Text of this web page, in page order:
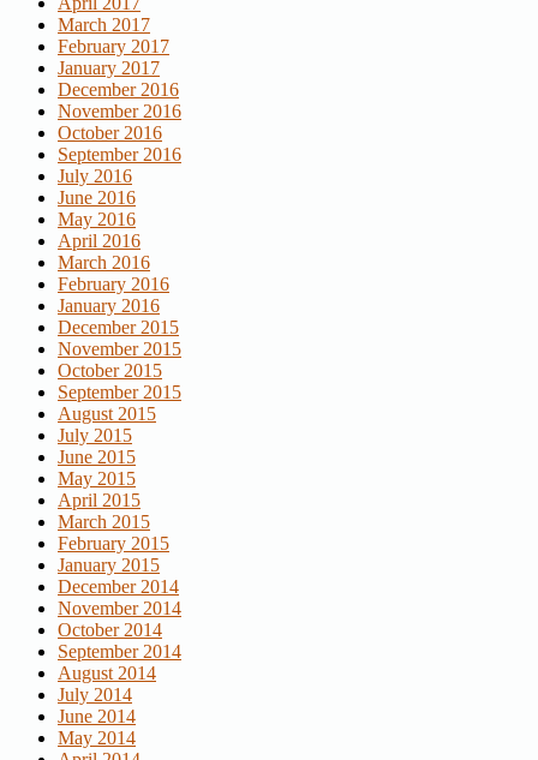
March 2017
February 2017
January 2017
December 2016
November 2016
October 2016
September 2016
July 2016
June 2016
May 2016
April 2016
March 2016
February 2016
January 2016
December 2015
November 2015
October 2015
September 2015
August 2015
July 2015
June 2015
May 2015
April 2015
March 2015
February 2015
January 2015
December 2014
November 2014
October 2014
September 2014
August 2014
July 2014
June 2014
May 2014